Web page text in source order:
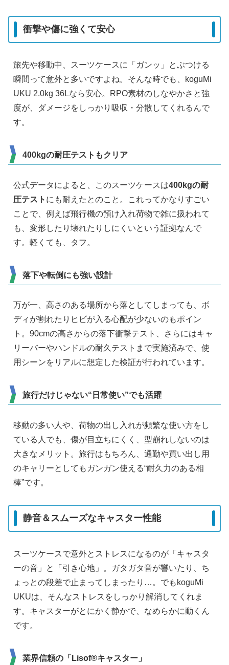
衝撃や傷に強くて安心
旅先や移動中、スーツケースに「ガンッ」とぶつける
瞬間って意外と多いですよね。そんな時でも、koguMi
UKU 2.0kg 36Lなら安心。RPO素材のしなやかさと強
度が、ダメージをしっかり吸収・分散してくれるんで
す。
400kgの耐圧テストもクリア
公式データによると、このスーツケースは400kgの耐
圧テスト にも耐えたとのこと。これってかなりすごい
ことで、例えば飛行機の預け入れ荷物で雑に扱われて
も、変形したり壊れたりしにくいという証拠なんで
す。軽くても、タフ。
落下や転倒にも強い設計
万が一、高さのある場所から落としてしまっても、ボ
ディが割れたりヒビが入る心配が少ないのもポイン
ト。90cmの高さからの落下衝撃テスト、さらにはキャ
リーバーやハンドルの耐久テストまで実施済みで、使
用シーンをリアルに想定した検証が行われています。
旅行だけじゃない“日常使い”でも活躍
移動の多い人や、荷物の出し入れが頻繁な使い方をし
ている人でも、傷が目立ちにくく、型崩れしないのは
大きなメリット。旅行はもちろん、通勤や買い出し用
のキャリーとしてもガンガン使える“耐久力のある相
棒”です。
静音＆スムーズなキャスター性能
スーツケースで意外とストレスになるのが「キャスタ
ーの音」と「引き心地」。ガタガタ音が響いたり、ち
ょっとの段差で止まってしまったり…。でもkoguMi
UKUは、そんなストレスをしっかり解消してくれま
す。キャスターがとにかく静かで、なめらかに動くん
です。
業界信頼の「Lisof®キャスター」